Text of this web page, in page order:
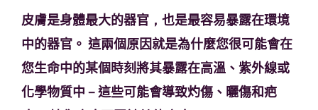
皮膚是身體最大的器官，也是最容易暴露在環境
中的器官。 這兩個原因就是為什麼您很可能會在
您生命中的某個時刻將其暴露在高溫、紫外線或
化學物質中 – 這些可能會導致灼傷、曬傷和疤